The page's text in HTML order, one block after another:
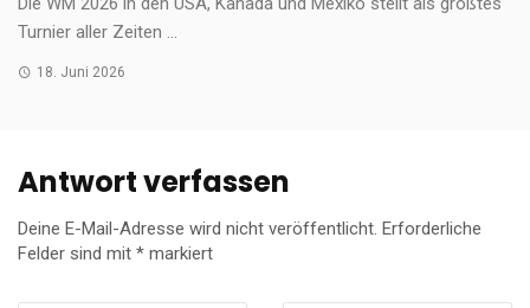
Turnier aller Zeiten ...
18. Juni 2026
Antwort verfassen
Deine E-Mail-Adresse wird nicht veröffentlicht. Erforderliche
Felder sind mit * markiert